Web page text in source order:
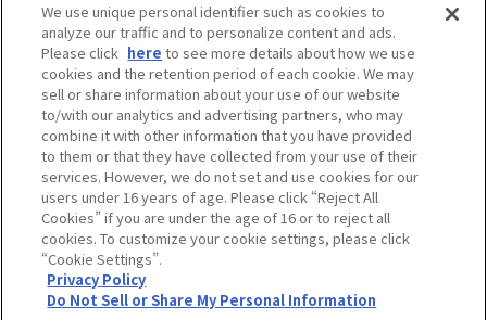
ざいますのでご了承ください。
privacypolicy
Do Not Sell or Share My
Personal Information
ウェブサイトご利用条件
ソーシャルメディアポリシー
個人情報保護方針
お問い合わせ
©BANDAI
コピーライト一覧を表示する
We use unique personal identifier such as cookies to
analyze our traffic and to personalize content and ads.
Please click here to see more details about how we use
cookies and the retention period of each cookie. We may
sell or share information about your use of our website
to/with our analytics and advertising partners, who may
combine it with other information that you have provided
to them or that they have collected from your use of their
services. However, we do not set and use cookies for our
users under 16 years of age. Please click “Reject All
Cookies” if you are under the age of 16 or to reject all
cookies. To customize your cookie settings, please click
“Cookie Settings”.
Privacy Policy
Do Not Sell or Share My Personal Information